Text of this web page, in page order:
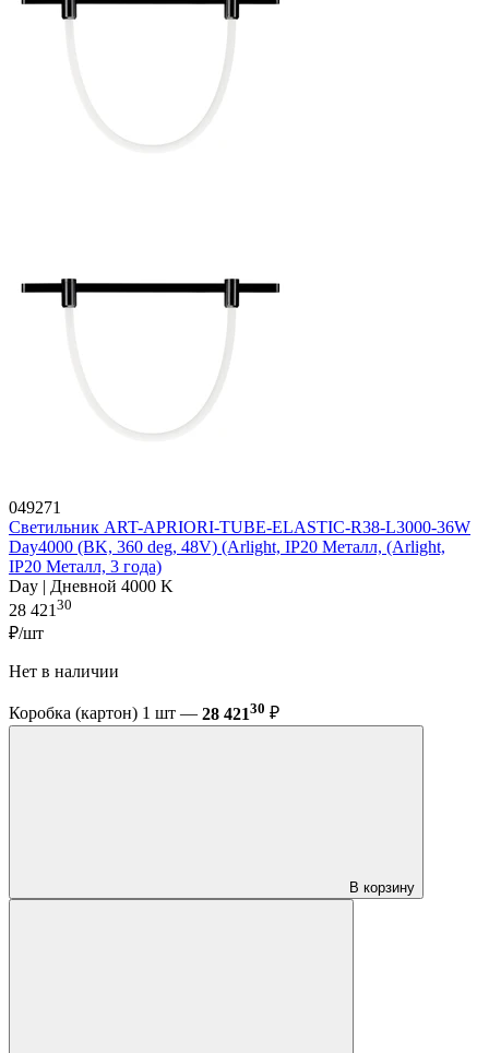
049271
Светильник ART-APRIORI-TUBE-ELASTIC-R38-L3000-36W
Day4000 (BK, 360 deg, 48V) (Arlight, IP20 Металл, (Arlight,
IP20 Металл, 3 года)
Day | Дневной 4000 K
28 421 30
₽/шт
Нет в наличии
Коробка (картон) 1 шт — 28 42130 ₽
В корзину